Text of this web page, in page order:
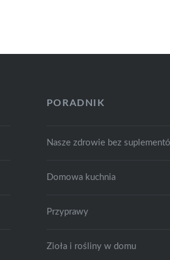
PORADNIK
Nasze zdrowie bez
Domowa kuchnia
Przyprawy
Zioła i rośliny w domu